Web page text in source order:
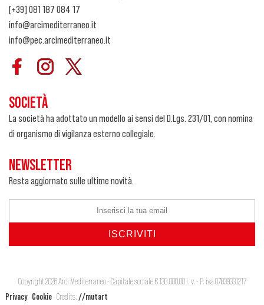
[+39] 081 187 084 17
info@arcimediterraneo.it
info@pec.arcimediterraneo.it
SOCIETÀ
La società ha adottato un modello ai sensi del D.Lgs. 231/01, con nomina
di organismo di vigilanza esterno collegiale.
NEWSLETTER
Resta aggiornato sulle ultime novità.
Copyright 2026 Arci Mediterraneo - Capitale sociale € 130.000,00 i. v. - P. iva 07839331217
Privacy- Cookie- Credits: //mutart